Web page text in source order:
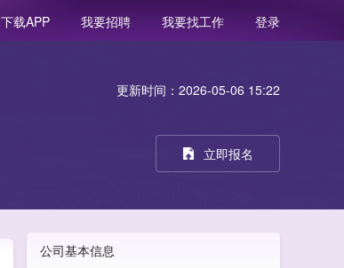
下载APP 我要招聘 我要找工作 登录
更新时间：2026-05-06 15:22
立即报名
公司基本信息